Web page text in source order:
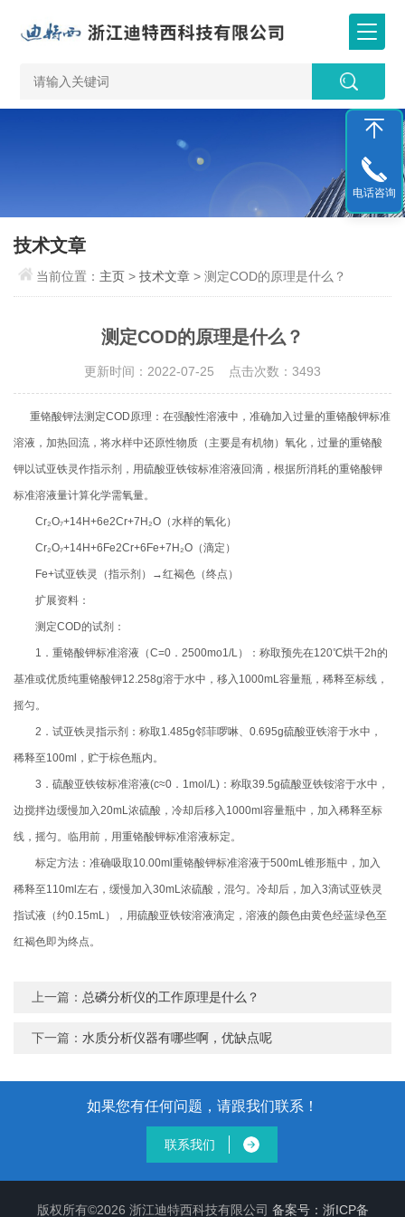
技术文章
当前位置： 主页 >技术文章 > 测定COD的原理是什么？
测定COD的原理是什么？
更新时间：2022-07-25 点击次数：3493
重铬酸钾法测定COD原理：在强酸性溶液中，准确加入过量的重铬酸钾标准
溶液，加热回流，将水样中还原性物质（主要是有机物）氧化，过量的重铬酸
钾以试亚铁灵作指示剂，用硫酸亚铁铵标准溶液回滴，根据所消耗的重铬酸钾
标准溶液量计算化学需氧量。
Cr₂O₇+14H+6e2Cr+7H₂O（水样的氧化）
Cr₂O₇+14H+6Fe2Cr+6Fe+7H₂O（滴定）
Fe+试亚铁灵（指示剂）→红褐色（终点）
扩展资料：
测定COD的试剂：
1．重铬酸钾标准溶液（C=0．2500mo1/L）：称取预先在120℃烘干2h的
基准或优质纯重铬酸钾12.258g溶于水中，移入1000mL容量瓶，稀释至标线，
摇匀。
2．试亚铁灵指示剂：称取1.485g邻菲啰啉、0.695g硫酸亚铁溶于水中，
稀释至100ml，贮于棕色瓶内。
3．硫酸亚铁铵标准溶液(c≈0．1mol/L)：称取39.5g硫酸亚铁铵溶于水中，
边搅拌边缓慢加入20mL浓硫酸，冷却后移入1000ml容量瓶中，加入稀释至标
线，摇匀。临用前，用重铬酸钾标准溶液标定。
标定方法：准确吸取10.00ml重铬酸钾标准溶液于500mL锥形瓶中，加入
稀释至110ml左右，缓慢加入30mL浓硫酸，混匀。冷却后，加入3滴试亚铁灵
指试液（约0.15mL），用硫酸亚铁铵溶液滴定，溶液的颜色由黄色经蓝绿色至
红褐色即为终点。
上一篇：总磷分析仪的工作原理是什么？
下一篇：水质分析仪器有哪些啊，优缺点呢
如果您有任何问题，请跟我们联系！
联系我们
版权所有©2026 浙江迪特西科技有限公司 备案号：浙ICP备
电话咨询